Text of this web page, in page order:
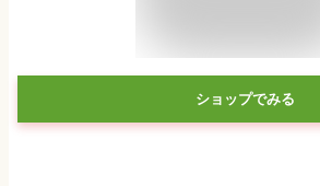
ショップでみる